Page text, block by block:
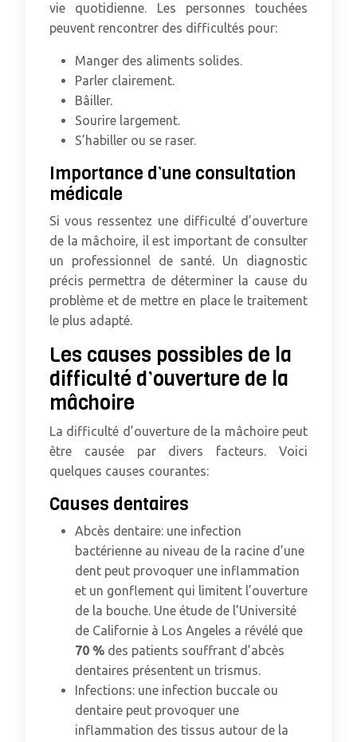
vie quotidienne. Les personnes touchées
peuvent rencontrer des difficultés pour:
Manger des aliments solides.
Parler clairement.
Bâiller.
Sourire largement.
S’habiller ou se raser.
Importance d’une consultation
médicale
Si vous ressentez une difficulté d’ouverture
de la mâchoire, il est important de consulter
un professionnel de santé. Un diagnostic
précis permettra de déterminer la cause du
problème et de mettre en place le traitement
le plus adapté.
Les causes possibles de la
difficulté d’ouverture de la
mâchoire
La difficulté d’ouverture de la mâchoire peut
être causée par divers facteurs. Voici
quelques causes courantes:
Causes dentaires
Abcès dentaire: une infection
bactérienne au niveau de la racine d’une
dent peut provoquer une inflammation
et un gonflement qui limitent l’ouverture
de la bouche. Une étude de l’Université
de Californie à Los Angeles a révélé que
70 % des patients souffrant d’abcès
dentaires présentent un trismus.
Infections: une infection buccale ou
dentaire peut provoquer une
inflammation des tissus autour de la